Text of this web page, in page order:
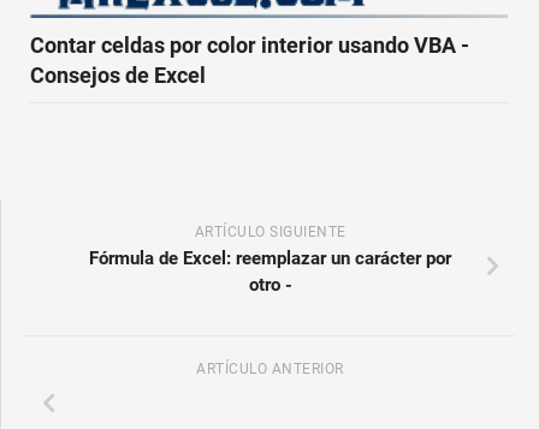
Contar celdas por color interior usando VBA -
Consejos de Excel
ARTÍCULO SIGUIENTE
Fórmula de Excel: reemplazar un carácter por
otro -
ARTÍCULO ANTERIOR